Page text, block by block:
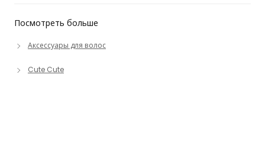
Посмотреть больше
Аксессуары для волос
Cute Cute